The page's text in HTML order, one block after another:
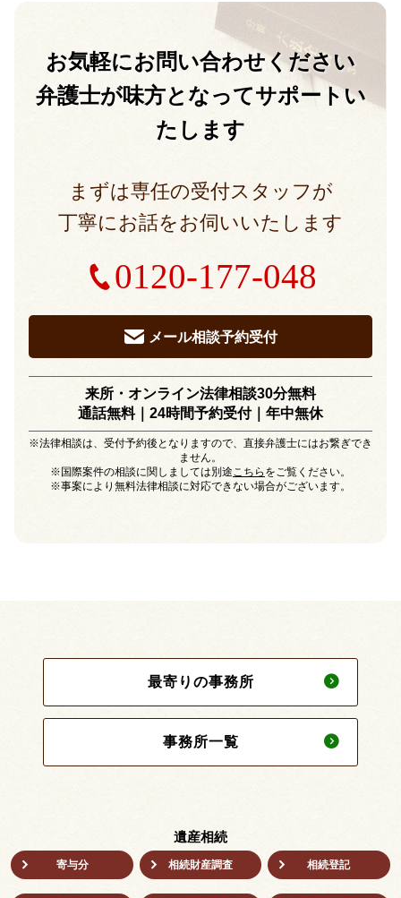
お気軽にお問い合わせください
弁護士が味方となってサポートい
たします
まずは専任の受付スタッフが
丁寧にお話をお伺いいたします
0120-177-048
メール相談予約受付
来所・オンライン法律相談30分無料
通話無料｜24時間予約受付｜年中無休
※法律相談は、受付予約後となりますので、直接弁護士にはお繋ぎでき
ません。
※国際案件の相談に関しましては別途こちら をご覧ください。
※事案により無料法律相談に対応できない場合がございます。
最寄りの事務所
事務所一覧
遺産相続
寄与分 相続財産調査 相続登記